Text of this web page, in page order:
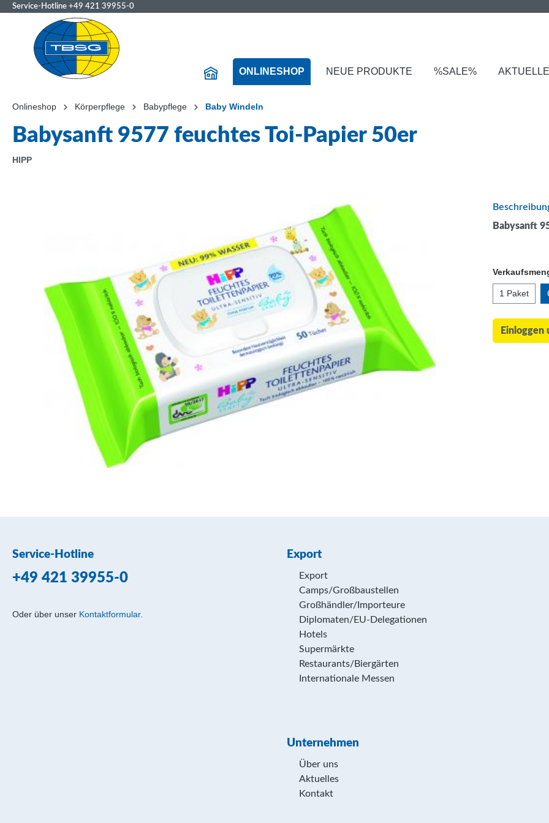
Service-Hotline +49 421 39955-0
ONLINESHOP NEUE PRODUKTE %SALE%
Onlineshop Körperpflege Babypflege Baby Windeln
Babysanft 9577 feuchtes Toi-Papier 50er
HIPP
Babysanft
1 Paket
Einloggen
Service-Hotline
+49 421 39955-0
Oder über unser Kontaktformular.
Export
Export
Camps/Großbaustellen
Großhändler/Importeure
Diplomaten/EU-Delegationen
Hotels
Supermärkte
Restaurants/Biergärten
Internationale Messen
Unternehmen
Über uns
Aktuelles
Kontakt